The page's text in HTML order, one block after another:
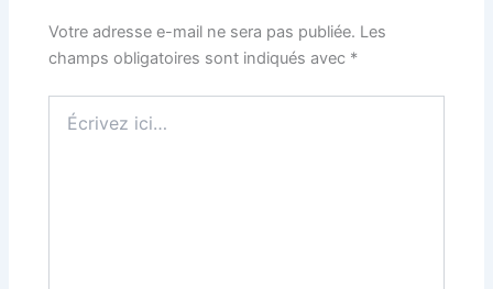
Votre adresse e-mail ne sera pas publiée. Les
champs obligatoires sont indiqués avec *
ici…